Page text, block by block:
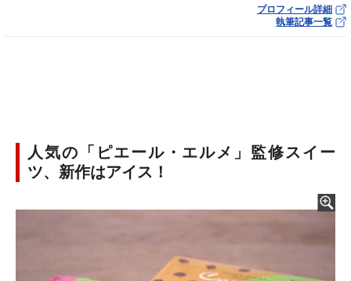
プロフィール詳細
執筆記事一覧
人気の「ピエール・エルメ」監修スイー
ツ、新作はアイス！